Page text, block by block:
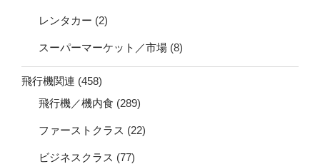
レンタカー (2)
スーパーマーケット／市場 (8)
飛行機関連 (458)
飛行機／機内食 (289)
ファーストクラス (22)
ビジネスクラス (77)